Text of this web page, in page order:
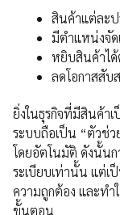
สินค้าแต่ละป
มีตำแหน่งจั
หยิบสินค้าได้
ลดโอกาสสับ
ยิ่งในธุรกิจที่มีสินค้า
ระบบถือเป็น “ตัวช่
โดยอัตโนมัติ ดังนั้นก
ระเบียบเท่านั้น แต่
ความถูกต้อง และท
ขั้นตอน